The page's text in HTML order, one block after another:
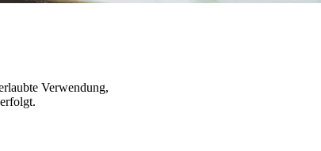
Verwendung,